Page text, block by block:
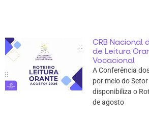
CRB Nacional
de Leitura
Vocacional
A Conferência
por meio do
disponibiliza o
de agosto